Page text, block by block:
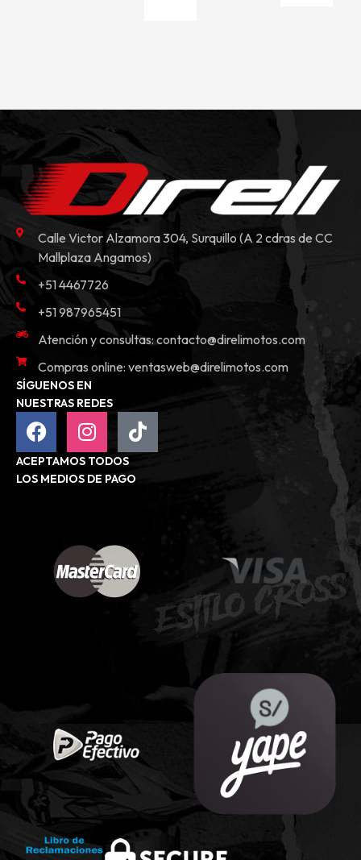
Calle Victor Alzamora 304, Surquillo (A 2 cdras de CC
Mallplaza Angamos)
+51 4467726
+51 987965451
Atención y consultas:contacto@direlimotos.com
Compras online: ventasweb@direlimotos.com
SÍGUENOS EN
NUESTRAS REDES
ACEPTAMOS TODOS
LOS MEDIOS DE PAGO